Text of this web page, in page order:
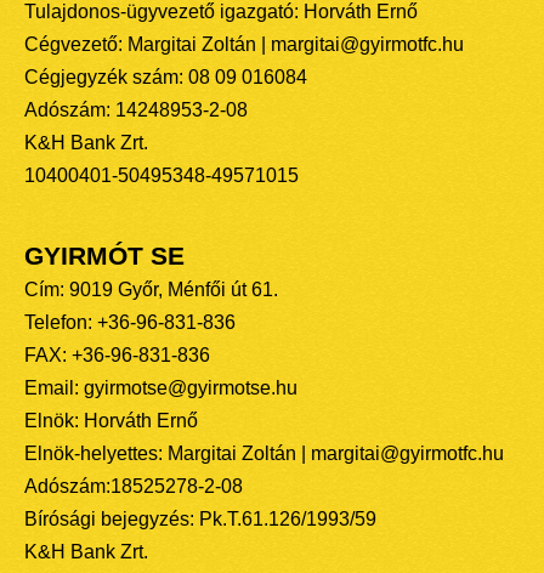
Tulajdonos-ügyvezető igazgató: Horváth Ernő
Cégvezető: Margitai Zoltán | margitai@gyirmotfc.hu
Cégjegyzék szám: 08 09 016084
Adószám: 14248953-2-08
K&H Bank Zrt.
10400401-50495348-49571015
GYIRMÓT SE
Cím: 9019 Győr, Ménfői út 61.
Telefon: +36-96-831-836
FAX: +36-96-831-836
Email: gyirmotse@gyirmotse.hu
Elnök: Horváth Ernő
Elnök-helyettes: Margitai Zoltán | margitai@gyirmotfc.hu
Adószám:18525278-2-08
Bírósági bejegyzés: Pk.T.61.126/1993/59
K&H Bank Zrt.